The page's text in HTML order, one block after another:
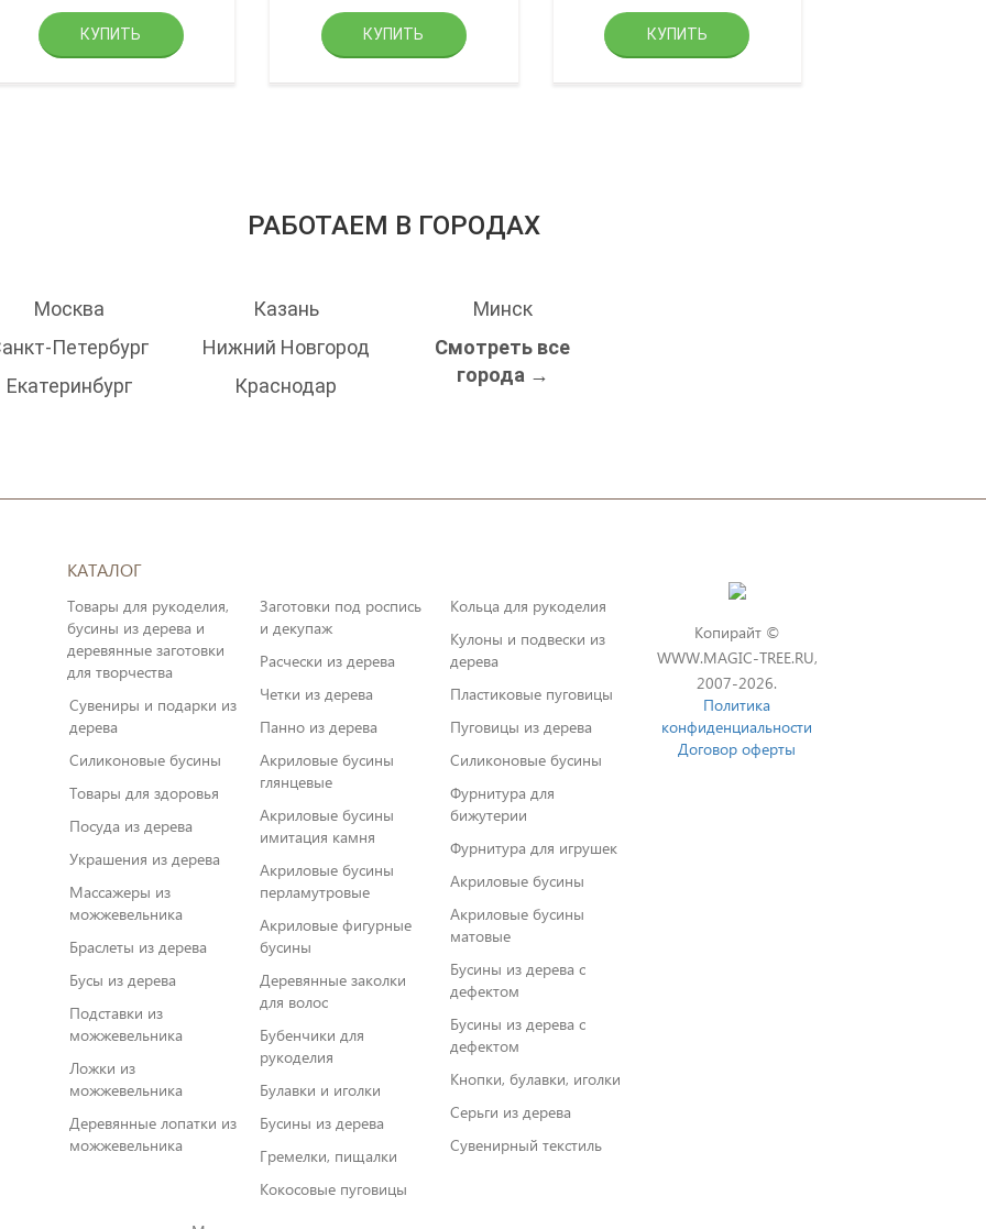
РАБОТАЕМ В ГОРОДАХ
Москва
Петербург
Екатеринбург
Казань
Нижний Новгород
Краснодар
Минск
Смотреть все
города →
КАТАЛОГ
Товары для рукоделия,
бусины из дерева и
деревянные заготовки
для творчества
Сувениры и подарки из
дерева
Силиконовые бусины
Товары для здоровья
Посуда из дерева
Украшения из дерева
Массажеры из
можжевельника
Браслеты из дерева
Бусы из дерева
Подставки из
можжевельника
Ложки из
можжевельника
Деревянные лопатки из
можжевельника
Заготовки под роспись
и декупаж
Расчески из дерева
Четки из дерева
Панно из дерева
Акриловые бусины
глянцевые
Акриловые бусины
имитация камня
Акриловые бусины
перламутровые
Акриловые фигурные
бусины
Деревянные заколки
для волос
Бубенчики для
рукоделия
Булавки и иголки
Бусины из дерева
Гремелки, пищалки
Кокосовые пуговицы
Кольца для рукоделия
Кулоны и подвески из
дерева
Пластиковые пуговицы
Пуговицы из дерева
Силиконовые бусины
Фурнитура для
бижутерии
Фурнитура для игрушек
Акриловые бусины
Акриловые бусины
матовые
Бусины из дерева с
дефектом
Бусины из дерева с
дефектом
Кнопки, булавки, иголки
Серьги из дерева
Сувенирный текстиль
Копирайт ©
WWW.MAGIC-TREE.RU,
2007-2026.
Политика
конфиденциальности
Договор оферты